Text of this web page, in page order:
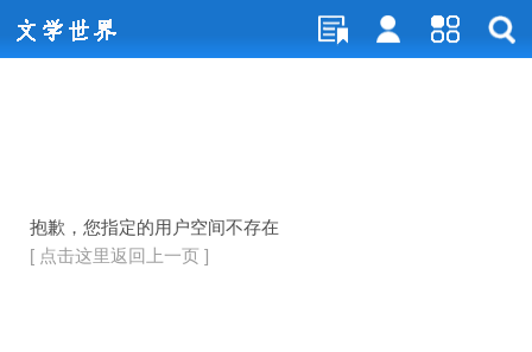
抱歉，您指定的用户空间不存在
[ 点击这里返回上一页 ]